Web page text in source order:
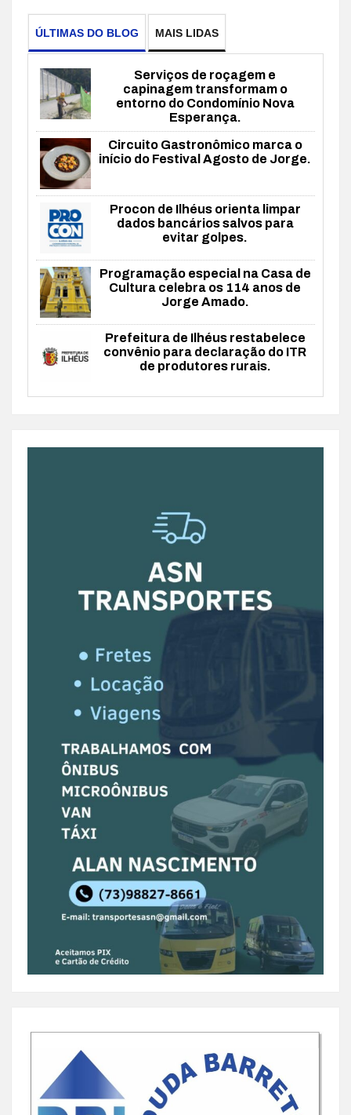
ÚLTIMAS DO BLOG MAIS LIDAS
Serviços de roçagem e
capinagem transformam o
entorno do Condomínio Nova
Esperança.
Circuito Gastronômico marca o
início do Festival Agosto de Jorge.
Procon de Ilhéus orienta limpar
dados bancários salvos para
evitar golpes.
Programação especial na Casa de
Cultura celebra os 114 anos de
Jorge Amado.
Prefeitura de Ilhéus restabelece
convênio para declaração do ITR
de produtores rurais.